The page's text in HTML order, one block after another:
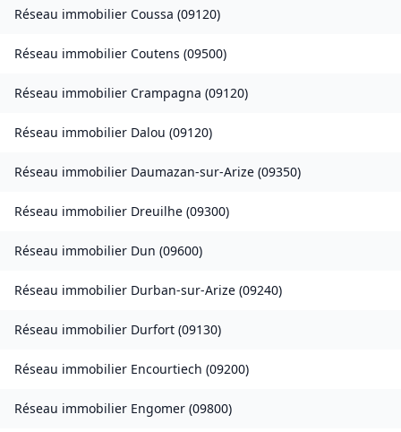
Réseau immobilier Coussa (09120)
Réseau immobilier Coutens (09500)
Réseau immobilier Crampagna (09120)
Réseau immobilier Dalou (09120)
Réseau immobilier Daumazan-sur-Arize (09350)
Réseau immobilier Dreuilhe (09300)
Réseau immobilier Dun (09600)
Réseau immobilier Durban-sur-Arize (09240)
Réseau immobilier Durfort (09130)
Réseau immobilier Encourtiech (09200)
Réseau immobilier Engomer (09800)